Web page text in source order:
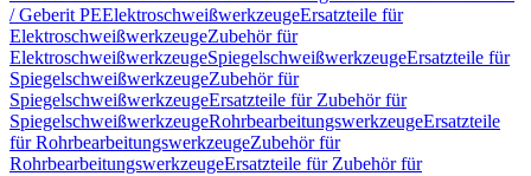
/ Geberit PEElektroschweißwerkzeugeErsatzteile für
ElektroschweißwerkzeugeZubehör für
ElektroschweißwerkzeugeSpiegelschweißwerkzeugeErsatzteile für
SpiegelschweißwerkzeugeZubehör für
SpiegelschweißwerkzeugeErsatzteile für Zubehör für
SpiegelschweißwerkzeugeRohrbearbeitungswerkzeugeErsatzteile
für RohrbearbeitungswerkzeugeZubehör für
RohrbearbeitungswerkzeugeErsatzteile für Zubehör für